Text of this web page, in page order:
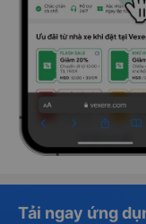
Tải ngay ứng